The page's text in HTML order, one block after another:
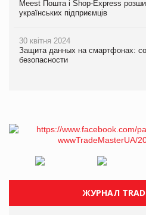
Meest Пошта і Shop-Express
українських підприємців
30 квітня 2024
Защита данных на смартфонах:
безопасности
ЖУРНАЛ